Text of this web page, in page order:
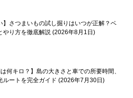
】さつまいもの試し掘りはいつが正解？ベ
やり方を徹底解説 2026年8月1日
は何キロ？】島の大きさと車での所要時間、
ルートを完全ガイド 2026年7月30日